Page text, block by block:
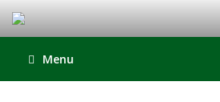
Menu